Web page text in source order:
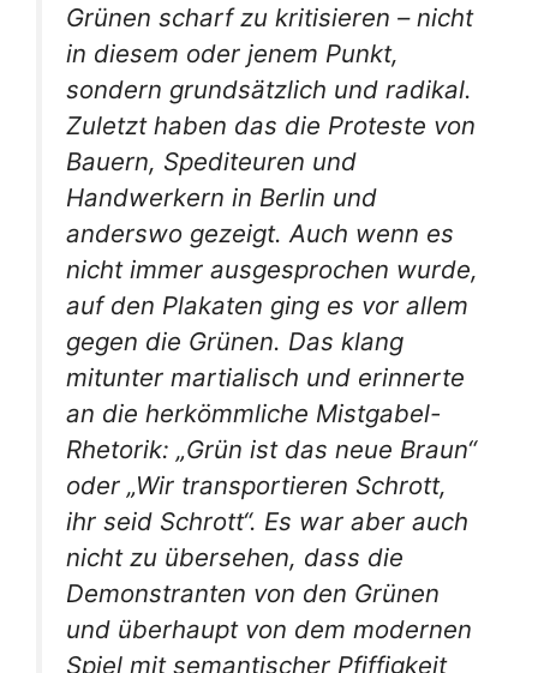
Grünen scharf zu kritisieren – nicht
in diesem oder jenem Punkt,
sondern grundsätzlich und radikal.
Zuletzt haben das die Proteste von
Bauern, Spediteuren und
Handwerkern in Berlin und
anderswo gezeigt. Auch wenn es
nicht immer ausgesprochen wurde,
auf den Plakaten ging es vor allem
gegen die Grünen. Das klang
mitunter martialisch und erinnerte
an die herkömmliche Mistgabel-
Rhetorik: „Grün ist das neue Braun“
oder „Wir transportieren Schrott,
ihr seid Schrott“. Es war aber auch
nicht zu übersehen, dass die
Demonstranten von den Grünen
und überhaupt von dem modernen
Spiel mit semantischer Pfiffigkeit